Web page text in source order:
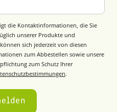
die Kontaktinformationen, die Sie
unserer Produkte und
sich jederzeit von diesen
zum Abbestellen sowie unsere
zum Schutz Ihrer
.